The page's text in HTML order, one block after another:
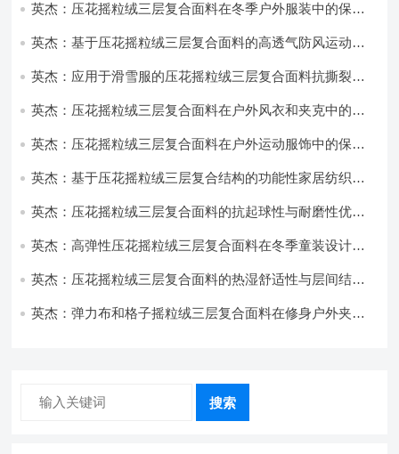
英杰：压花摇粒绒三层复合面料在冬季户外服装中的保暖
英杰：基于压花摇粒绒三层复合面料的高透气防风运动服
英杰：应用于滑雪服的压花摇粒绒三层复合面料抗撕裂与
英杰：压花摇粒绒三层复合面料在户外风衣和夹克中的应
英杰：压花摇粒绒三层复合面料在户外运动服饰中的保暖
英杰：基于压花摇粒绒三层复合结构的功能性家居纺织品
英杰：压花摇粒绒三层复合面料的抗起球性与耐磨性优化
英杰：高弹性压花摇粒绒三层复合面料在冬季童装设计中
英杰：压花摇粒绒三层复合面料的热湿舒适性与层间结合
英杰：弹力布和格子摇粒绒三层复合面料在修身户外夹克
搜索